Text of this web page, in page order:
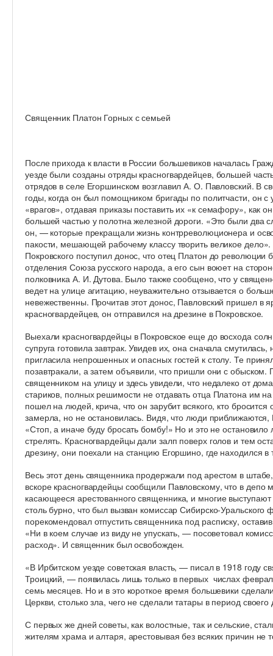
Священник Платон Горных с семьей
После прихода к власти в России большевиков началась
уезде были созданы отряды красногвардейцев, большей
отрядов в селе Егоршинском возглавил А. О. Павловский. В
годы, когда он был помощником бригады по политчасти, он
«врагов», отдавая приказы поставить их «к семафору», как
большей частью у полотна железной дороги. «Это были два
он, — которые прекращали жизнь контрреволюционера и
пакости, мешающей рабочему классу творить великое
Покровского поступил донос, что отец Платон до революции
отделения Союза русского народа, а его сын воюет на
полковника А. И. Дутова. Было также сообщено, что у
ведет на улице агитацию, неуважительно отзывается о
невежественны. Прочитав этот донос, Павловский пришел в
красногвардейцев, он отправился на дрезине в Покровское.
Выехали красногвардейцы в Покровское еще до восхода
супруга готовила завтрак. Увидев их, она сначала
пригласила непрошенных и опасных гостей к столу. Те
позавтракали, а затем объявили, что пришли они с
священником на улицу и здесь увидели, что недалеко от
стариков, полных решимости не отдавать отца Платона им
пошел на людей, крича, что он зарубит всякого, кто
замерла, но не остановилась. Видя, что люди приближаются,
«Стоп, а иначе буду бросать бомбу!» Но и это не
стрелять. Красногвардейцы дали залп поверх голов и тем
дрезину, они поехали на станцию Егоршино, где находился в
Весь этот день священника продержали под арестом в
вскоре красногвардейцы сообщили Павловскому, что в
касающееся арестованного священника, и многие
столь бурно, что был вызван комиссар Сибирско-
порекомендовал отпустить священника под расписку,
«Ни в коем случае из виду не упускать, — посоветовал
расход». И священник был освобожден.
«В Ирбитском уезде советская власть, — писал в 1918 году
Троицкий, — появилась лишь только в первых числах
семь месяцев. Но и в это короткое время большевики
Церкви,столько зла, чего не сделали татары в период своего
С первых же дней советы, как волостные, так и сельские,
жителям храма и алтаря, арестовывая без всяких причин